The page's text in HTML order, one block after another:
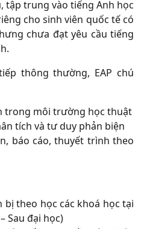
tập trung vào tiếng Anh học
cho sinh viên quốc tế có
chưa đạt yêu cầu tiếng
thông thường, EAP chú
trong môi trường học thuật
tích và tư duy phản biện
báo cáo, thuyết trình theo
bị theo học các khoá học tại
Sau đại học)